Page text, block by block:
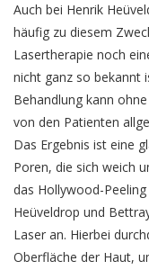
Auch bei Henrik
häufig zu diesem
Lasertherapie noch
nicht ganz so bekannt
Behandlung kann
von den Patienten
Das Ergebnis ist eine
Poren, die sich weich
das Hollywood-
Heüveldrop und
Laser an. Hierbei
Oberfläche der Haut,